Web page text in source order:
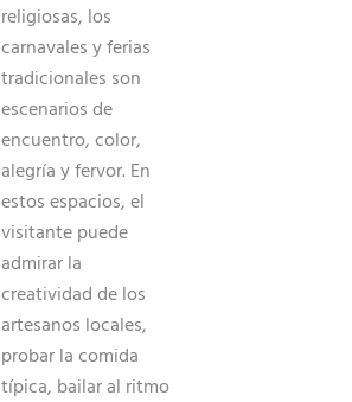
religiosas, los
carnavales y ferias
tradicionales son
escenarios de
encuentro, color,
alegría y fervor. En
estos espacios, el
visitante puede
admirar la
creatividad de los
artesanos locales,
probar la comida
típica, bailar al ritmo